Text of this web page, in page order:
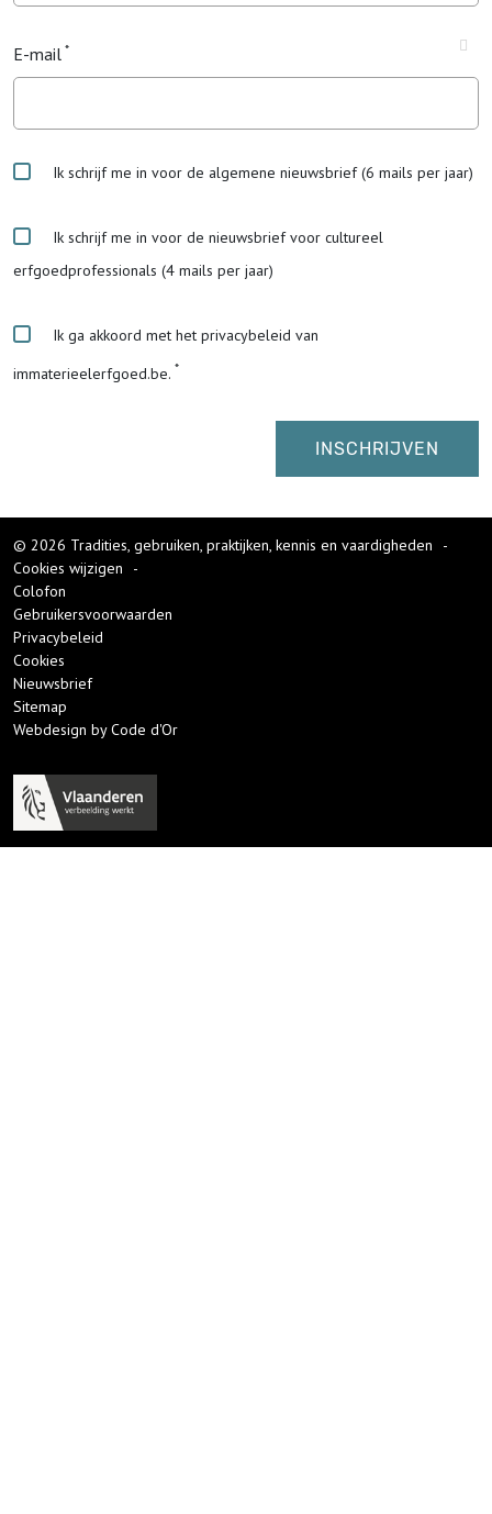
E-mail
Ik schrijf me in voor de algemene nieuwsbrief (6 mails per jaar)
Ik schrijf me in voor de nieuwsbrief voor cultureel
erfgoedprofessionals (4 mails per jaar)
Ik ga akkoord met het privacybeleid van
immaterieelerfgoed.be.
© 2026 Tradities, gebruiken, praktijken, kennis en vaardigheden
-
Cookies wijzigen
-
Colofon
Gebruikersvoorwaarden
Privacybeleid
Cookies
Nieuwsbrief
Sitemap
Webdesign by Code d'Or